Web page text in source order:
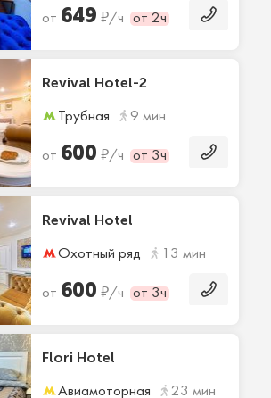
от 649 ₽/ч от 2ч
Revival Hotel-2
Трубная 9 мин
от 600 ₽/ч от 3ч
Revival Hotel
Охотный ряд 13 мин
от 600 ₽/ч от 3ч
Flori Hotel
Авиамоторная 23 мин